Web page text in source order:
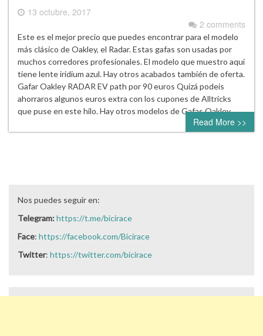
13 octubre, 2017
2 comments
Este es el mejor precio que puedes encontrar para el modelo
más clásico de Oakley, el Radar. Estas gafas son usadas por
muchos corredores profesionales. El modelo que muestro aquí
tiene lente iridium azul. Hay otros acabados también de oferta.
Gafar Oakley RADAR EV path por 90 euros Quizá podeis
ahorraros algunos euros extra con los cupones de Alltricks
que puse en este hilo. Hay otros modelos de Gafas Oakley…
Read More >>
Nos puedes seguir en:
Telegram:https://t.me/bicirace
Face: https://facebook.com/Bicirace
Twitter: https://twitter.com/bicirace